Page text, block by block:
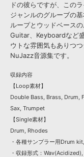
ドの彼らですが、この
ジャンルのグルーブの
ループとウッドベース
Guitar、Keyboardなど
ウトな雰囲気もありつ
NuJazz音源集です。
収録内容
【Loop素材】
Double Bass, Brass, Drum,
Sax, Trumpet
【Single素材】
Drum, Rhodes
・各種サンプラー用Drum
・収録形式：